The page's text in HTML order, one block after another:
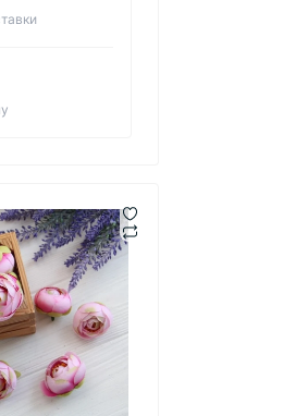
Пиона № 3 ,
50 шт
₴